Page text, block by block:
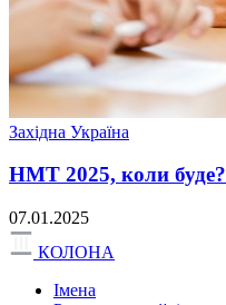
Західна Україна
НМТ 2025, коли буде?
07.01.2025
КОЛОНА
Імена